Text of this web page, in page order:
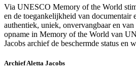
Via UNESCO Memory of the World
en de toegankelijkheid van documentair
authentiek, uniek, onvervangbaar en
opname in Memory of the World van
Jacobs archief de beschermde status en
Archief Aletta Jacobs